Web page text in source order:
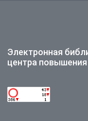
Электронная
центра